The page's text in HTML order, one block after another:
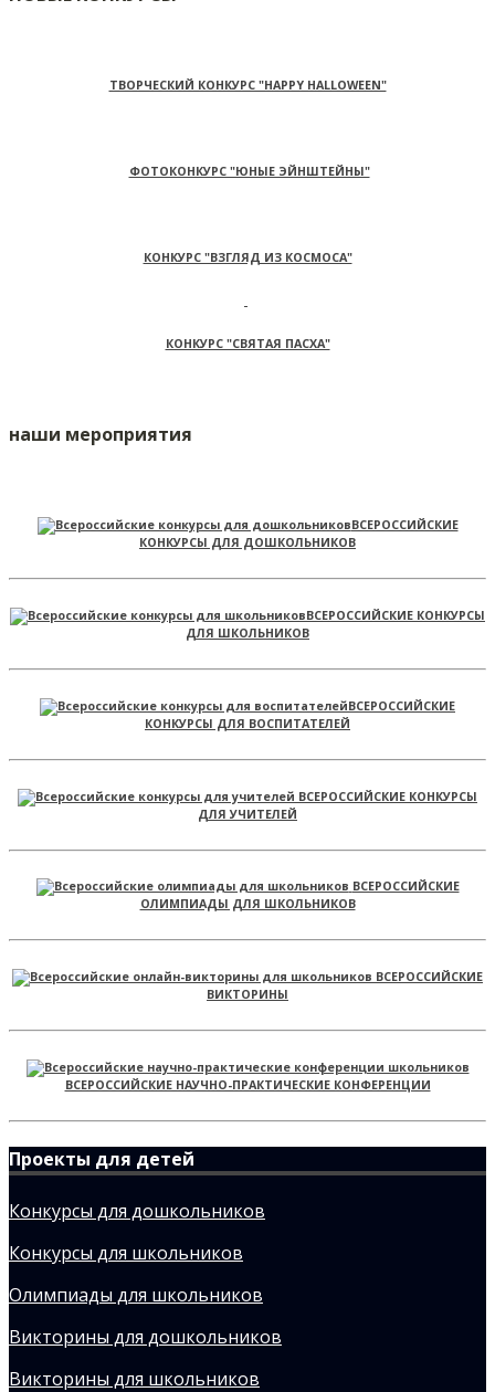
ТВОРЧЕСКИЙ КОНКУРС "HAPPY HALLOWEEN"
ФОТОКОНКУРС "ЮНЫЕ ЭЙНШТЕЙНЫ"
КОНКУРС "ВЗГЛЯД ИЗ КОСМОСА"
КОНКУРС "СВЯТАЯ ПАСХА"
наши мероприятия
ВСЕРОССИЙСКИЕ
КОНКУРСЫ ДЛЯ ДОШКОЛЬНИКОВ
ВСЕРОССИЙСКИЕ КОНКУРСЫ
ДЛЯ ШКОЛЬНИКОВ
ВСЕРОССИЙСКИЕ
КОНКУРСЫ ДЛЯ ВОСПИТАТЕЛЕЙ
ВСЕРОССИЙСКИЕ КОНКУРСЫ
ДЛЯ УЧИТЕЛЕЙ
ВСЕРОССИЙСКИЕ
ОЛИМПИАДЫ ДЛЯ ШКОЛЬНИКОВ
ВСЕРОССИЙСКИЕ
ВИКТОРИНЫ
ВСЕРОССИЙСКИЕ НАУЧНО-ПРАКТИЧЕСКИЕ КОНФЕРЕНЦИИ
Проекты для детей
Конкурсы для дошкольников
Конкурсы для школьников
Олимпиады для школьников
Викторины для дошкольников
Викторины для школьников